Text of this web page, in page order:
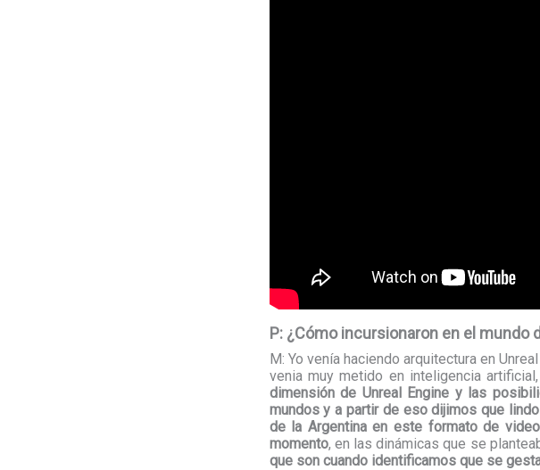
P: ¿Cómo incursionaron en el mundo
M: Yo venía haciendo arquitectura en
venia muy metido en inteligencia
dimensión de Unreal Engine y las
mundos y a partir de eso dijimos que
de la Argentina en este formato de
momento, en las dinámicas que se
que son cuando identificamos que se